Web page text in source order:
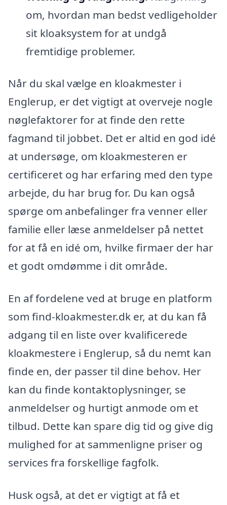
om, hvordan man bedst vedligeholder
sit kloaksystem for at undgå
fremtidige problemer.
Når du skal vælge en kloakmester i
Englerup, er det vigtigt at overveje nogle
nøglefaktorer for at finde den rette
fagmand til jobbet. Det er altid en god idé
at undersøge, om kloakmesteren er
certificeret og har erfaring med den type
arbejde, du har brug for. Du kan også
spørge om anbefalinger fra venner eller
familie eller læse anmeldelser på nettet
for at få en idé om, hvilke firmaer der har
et godt omdømme i dit område.
En af fordelene ved at bruge en platform
som find-kloakmester.dk er, at du kan få
adgang til en liste over kvalificerede
kloakmestere i Englerup, så du nemt kan
finde en, der passer til dine behov. Her
kan du finde kontaktoplysninger, se
anmeldelser og hurtigt anmode om et
tilbud. Dette kan spare dig tid og give dig
mulighed for at sammenligne priser og
services fra forskellige fagfolk.
Husk også, at det er vigtigt at få et